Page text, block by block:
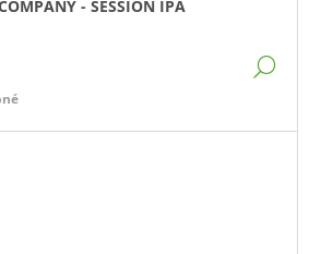
- SESSION IPA